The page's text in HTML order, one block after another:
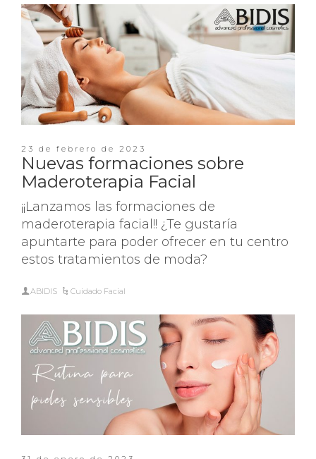
23 de febrero de 2023
Nuevas formaciones sobre
Maderoterapia Facial
¡¡Lanzamos las formaciones de
maderoterapia facial!! ¿Te gustaría
apuntarte para poder ofrecer en tu centro
estos tratamientos de moda?
ABIDIS Cuidado Facial